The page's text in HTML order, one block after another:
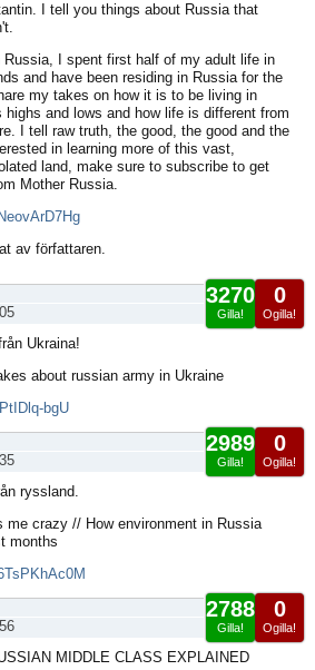
I tell you things about Russia that
Russia, I spent first half of my adult life in
and have been residing in Russia for the
my takes on how it is to be living in
and lows and how life is different from
I tell raw truth, the good, the good and the
in learning more of this vast,
land, make sure to subscribe to get
Mother Russia.
av författaren.
0
Ogilla!
3270
Gilla!
Ukraina!
about russian army in Ukraine
bgU
0
Ogilla!
2989
Gilla!
ryssland.
me crazy // How environment in Russia
months
0
Ogilla!
2788
Gilla!
MIDDLE CLASS EXPLAINED